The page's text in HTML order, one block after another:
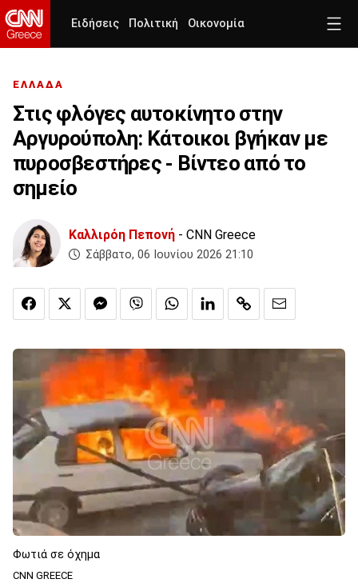
Ειδήσεις Πολιτική Οικονομία
ΕΛΛΑΔΑ
Στις φλόγες αυτοκίνητο στην
Αργυρούπολη: Κάτοικοι βγήκαν με
πυροσβεστήρες - Βίντεο από το
σημείο
Καλλιρόη Πεπονή - CNN Greece
Σάββατο, 06 Ιουνίου 2026 21:10
Φωτιά σε όχημα
CNN GREECE